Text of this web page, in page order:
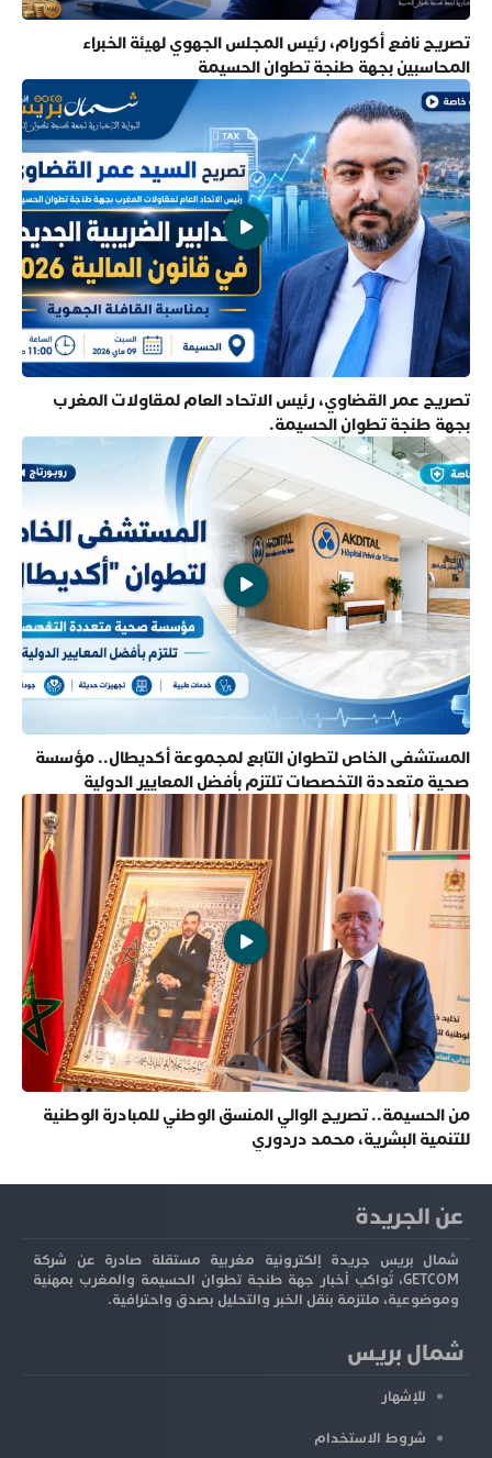
تصريح نافع أكورام، رئيس المجلس الجهوي لهيئة الخبراء
المحاسبين بجهة طنجة تطوان الحسيمة
تصريح عمر القضاوي، رئيس الاتحاد العام لمقاولات المغرب
بجهة طنجة تطوان الحسيمة.
المستشفى الخاص لتطوان التابع لمجموعة أكديطال.. مؤسسة
صحية متعددة التخصصات تلتزم بأفضل المعايير الدولية
من الحسيمة.. تصريح الوالي المنسق الوطني للمبادرة الوطنية
للتنمية البشرية، محمد دردوري
عن الجريدة
شمال بريس جريدة إلكترونية مغربية مستقلة صادرة عن شركة
GETCOM، تُواكب أخبار جهة طنجة تطوان الحسيمة والمغرب بمهنية
وموضوعية، ملتزمة بنقل الخبر والتحليل بصدق واحترافية.
شمال بريس
للإشهار
شروط الاستخدام